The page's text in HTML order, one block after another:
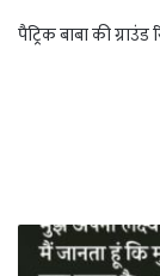
पैट्रिक बाबा की ग्राउंड